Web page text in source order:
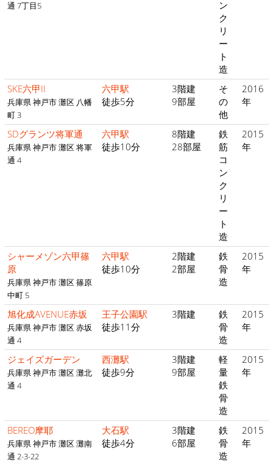
通 7丁目5
ン
ク
リ
ー
ト
造
SKE六甲II
兵庫県 神戸市 灘区 八幡
町 3
六甲駅
徒歩5分
3階建
9部屋
そ
の
他
2016
年
SDグランツ将軍通
兵庫県 神戸市 灘区 将軍
通 4
六甲駅
徒歩10分
8階建
28部屋
鉄
筋
コ
ン
ク
リ
ー
ト
造
2015
年
シャーメゾン六甲篠
原
兵庫県 神戸市 灘区 篠原
中町 5
六甲駅
徒歩10分
2階建
2部屋
鉄
骨
造
2015
年
旭化成AVENUE赤坂
兵庫県 神戸市 灘区 赤坂
通 4
王子公園駅
徒歩11分
3階建
鉄
骨
造
2015
年
ジェイズガーデン
兵庫県 神戸市 灘区 灘北
通 4
西灘駅
徒歩9分
3階建
9部屋
軽
量
鉄
骨
造
2015
年
BEREO摩耶
兵庫県 神戸市 灘区 灘南
通 2-3-22
大石駅
徒歩4分
3階建
6部屋
鉄
骨
造
2015
年